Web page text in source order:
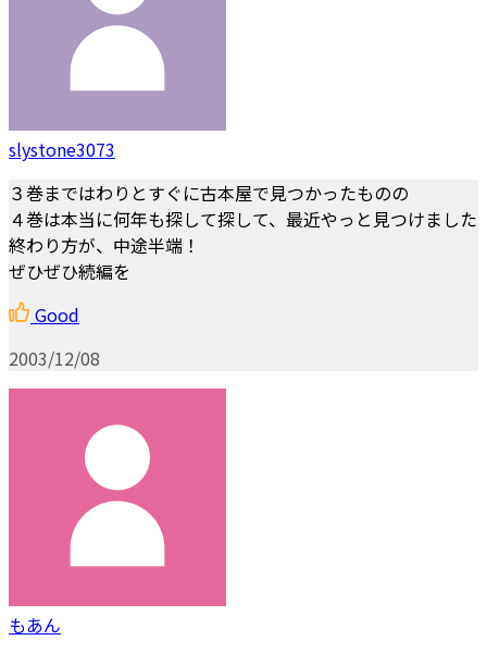
slystone3073
３巻まではわりとすぐに古本屋で見つかったものの
４巻は本当に何年も探して探して、最近やっと見つけました
終わり方が、中途半端！
ぜひぜひ続編を
Good
2003/12/08
もあん